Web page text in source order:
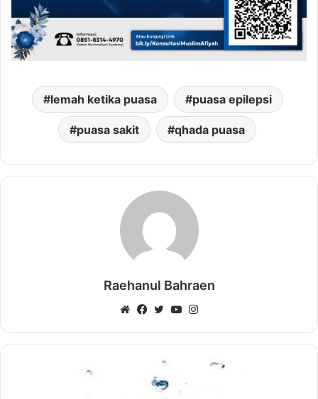
lemah ketika puasa puasa epilepsi
puasa sakit qhada puasa
Raehanul Bahraen
WebsiteFacebook
TwitterYouTube